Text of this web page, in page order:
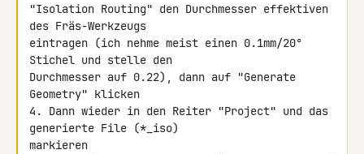
"Isolation Routing" den Durchmesser effektiven
des Fräs-Werkzeugs
eintragen (ich nehme meist einen 0.1mm/20°
Stichel und stelle den
Durchmesser auf 0.22), dann auf "Generate
Geometry" klicken
4. Dann wieder in den Reiter "Project" und das
generierte File (*_iso)
markieren